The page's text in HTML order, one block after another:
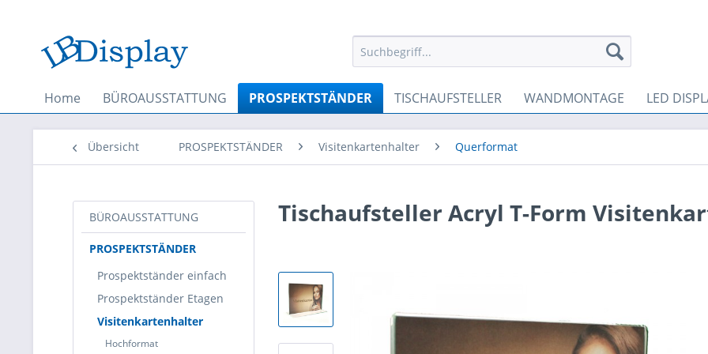
Home BÜROAUSSTATTUNG PROSPEKTSTÄNDER TISCHAUFSTELLER WANDMONTAGE LED
Übersicht PROSPEKTSTÄNDER Visitenkartenhalter Querformat
BÜROAUSSTATTUNG
PROSPEKTSTÄNDER
Prospektständer einfach
Prospektständer Etagen
Visitenkartenhalter
Hochformat
Tischaufsteller Acryl T-Form